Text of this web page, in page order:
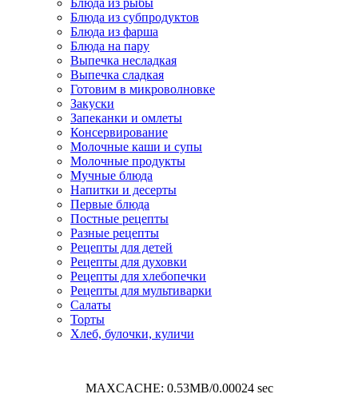
Блюда из субпродуктов
Блюда из фарша
Блюда на пару
Выпечка несладкая
Выпечка сладкая
Готовим в микроволновке
Закуски
Запеканки и омлеты
Консервирование
Молочные каши и супы
Молочные продукты
Мучные блюда
Напитки и десерты
Первые блюда
Постные рецепты
Разные рецепты
Рецепты для детей
Рецепты для духовки
Рецепты для хлебопечки
Рецепты для мультиварки
Салаты
Торты
Хлеб, булочки, куличи
MAXCACHE: 0.53MB/0.00024 sec